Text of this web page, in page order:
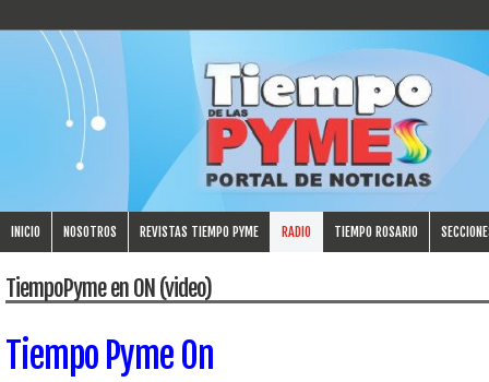
INICIO NOSOTROS REVISTAS TIEMPO PYME RADIO TIEMPO ROSARIO
TiempoPyme en ON (video)
Tiempo Pyme On